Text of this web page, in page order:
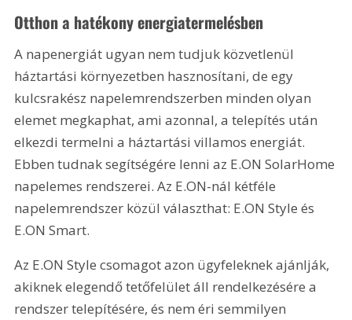
Otthon a hatékony energiatermelésben
A napenergiát ugyan nem tudjuk közvetlenül
háztartási környezetben hasznosítani, de egy
kulcsrakész napelemrendszerben minden olyan
elemet megkaphat, ami azonnal, a telepítés után
elkezdi termelni a háztartási villamos energiát.
Ebben tudnak segítségére lenni az E.ON SolarHome
napelemes rendszerei. Az E.ON-nál kétféle
napelemrendszer közül választhat: E.ON Style és
E.ON Smart.
Az E.ON Style csomagot azon ügyfeleknek ajánlják,
akiknek elegendő tetőfelület áll rendelkezésére a
rendszer telepítésére, és nem éri semmilyen